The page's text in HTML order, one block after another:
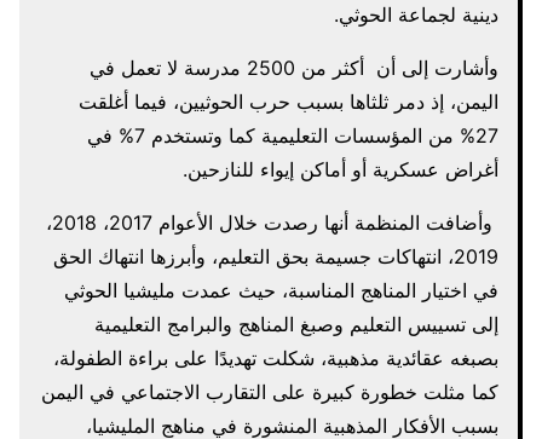
دينية لجماعة الحوثي.
وأشارت إلى أن أكثر من 2500 مدرسة لا تعمل في
اليمن، إذ دمر ثلثاها بسبب حرب الحوثيين، فيما أغلقت
27% من المؤسسات التعليمية كما وتستخدم 7% في
أغراض عسكرية أو أماكن إيواء للنازحين.
وأضافت المنظمة أنها رصدت خلال الأعوام 2017، 2018،
2019، انتهاكات جسيمة بحق التعليم، وأبرزها انتهاك الحق
في اختيار المناهج المناسبة، حيث عمدت مليشيا الحوثي
إلى تسييس التعليم وصبغ المناهج والبرامج التعليمية
بصبغه عقائدية مذهبية، شكلت تهديدًا على براءة الطفولة،
كما مثلت خطورة كبيرة على التقارب الاجتماعي في اليمن
بسبب الأفكار المذهبية المنشورة في مناهج المليشيا،